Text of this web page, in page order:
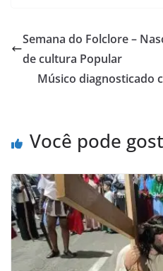
Semana do Folclore –
de cultura Popular
Músico diagnosticado
Você pode